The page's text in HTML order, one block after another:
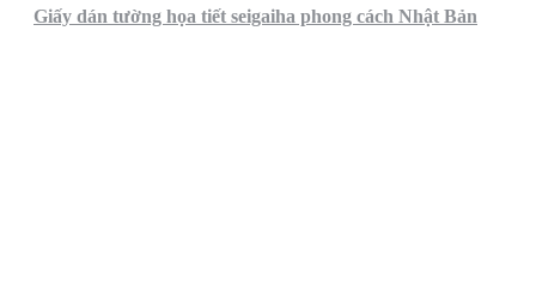
Giấy dán tường họa tiết seigaiha phong cách Nhật Bản